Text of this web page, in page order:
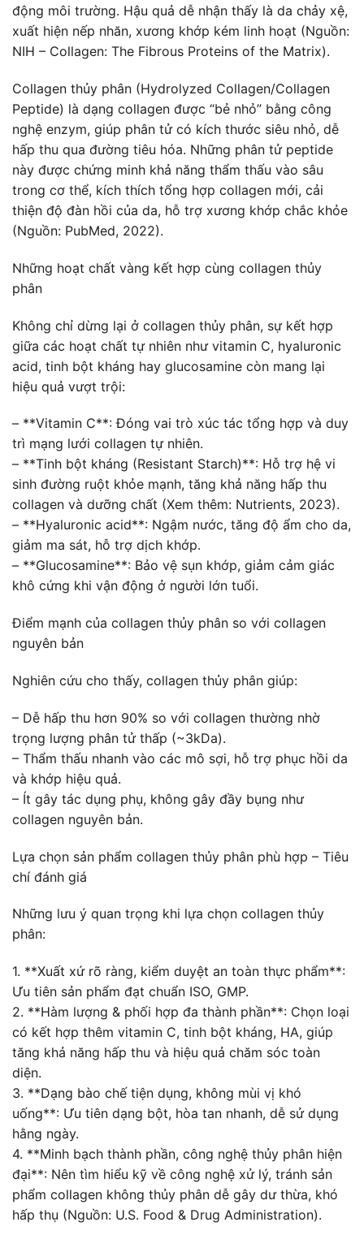
động môi trường. Hậu quả dễ nhận thấy là da chảy xệ,
xuất hiện nếp nhăn, xương khớp kém linh hoạt (Nguồn:
NIH – Collagen: The Fibrous Proteins of the Matrix).
Collagen thủy phân (Hydrolyzed Collagen/Collagen
Peptide) là dạng collagen được “bẻ nhỏ” bằng công
nghệ enzym, giúp phân tử có kích thước siêu nhỏ, dễ
hấp thu qua đường tiêu hóa. Những phân tử peptide
này được chứng minh khả năng thẩm thấu vào sâu
trong cơ thể, kích thích tổng hợp collagen mới, cải
thiện độ đàn hồi của da, hỗ trợ xương khớp chắc khỏe
(Nguồn: PubMed, 2022).
Những hoạt chất vàng kết hợp cùng collagen thủy
phân
Không chỉ dừng lại ở collagen thủy phân, sự kết hợp
giữa các hoạt chất tự nhiên như vitamin C, hyaluronic
acid, tinh bột kháng hay glucosamine còn mang lại
hiệu quả vượt trội:
– **Vitamin C**: Đóng vai trò xúc tác tổng hợp và duy
trì mạng lưới collagen tự nhiên.
– **Tinh bột kháng (Resistant Starch)**: Hỗ trợ hệ vi
sinh đường ruột khỏe mạnh, tăng khả năng hấp thu
collagen và dưỡng chất (Xem thêm: Nutrients, 2023).
– **Hyaluronic acid**: Ngậm nước, tăng độ ẩm cho da,
giảm ma sát, hỗ trợ dịch khớp.
– **Glucosamine**: Bảo vệ sụn khớp, giảm cảm giác
khô cứng khi vận động ở người lớn tuổi.
Điểm mạnh của collagen thủy phân so với collagen
nguyên bản
Nghiên cứu cho thấy, collagen thủy phân giúp:
– Dễ hấp thu hơn 90% so với collagen thường nhờ
trọng lượng phân tử thấp (~3kDa).
– Thẩm thấu nhanh vào các mô sợi, hỗ trợ phục hồi da
và khớp hiệu quả.
– Ít gây tác dụng phụ, không gây đầy bụng như
collagen nguyên bản.
Lựa chọn sản phẩm collagen thủy phân phù hợp – Tiêu
chí đánh giá
Những lưu ý quan trọng khi lựa chọn collagen thủy
phân:
1. **Xuất xứ rõ ràng, kiểm duyệt an toàn thực phẩm**:
Ưu tiên sản phẩm đạt chuẩn ISO, GMP.
2. **Hàm lượng & phối hợp đa thành phần**: Chọn loại
có kết hợp thêm vitamin C, tinh bột kháng, HA, giúp
tăng khả năng hấp thu và hiệu quả chăm sóc toàn
diện.
3. **Dạng bào chế tiện dụng, không mùi vị khó
uống**: Ưu tiên dạng bột, hòa tan nhanh, dễ sử dụng
hằng ngày.
4. **Minh bạch thành phần, công nghệ thủy phân hiện
đại**: Nên tìm hiểu kỹ về công nghệ xử lý, tránh sản
phẩm collagen không thủy phân dễ gây dư thừa, khó
hấp thụ (Nguồn: U.S. Food & Drug Administration).